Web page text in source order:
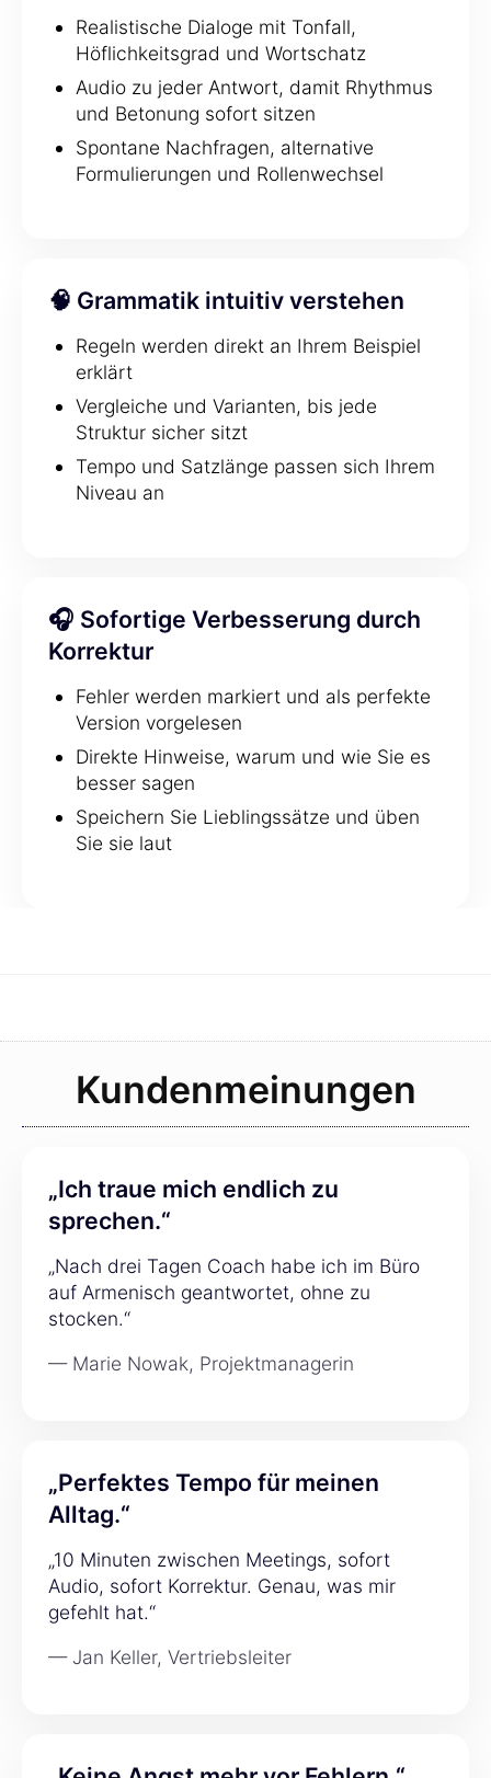
Realistische Dialoge mit Tonfall,
Höflichkeitsgrad und Wortschatz
Audio zu jeder Antwort, damit Rhythmus
und Betonung sofort sitzen
Spontane Nachfragen, alternative
Formulierungen und Rollenwechsel
🧠 Grammatik intuitiv verstehen
Regeln werden direkt an Ihrem Beispiel
erklärt
Vergleiche und Varianten, bis jede
Struktur sicher sitzt
Tempo und Satzlänge passen sich Ihrem
Niveau an
🎧 Sofortige Verbesserung durch
Korrektur
Fehler werden markiert und als perfekte
Version vorgelesen
Direkte Hinweise, warum und wie Sie es
besser sagen
Speichern Sie Lieblingssätze und üben
Sie sie laut
Kundenmeinungen
„Ich traue mich endlich zu
sprechen.“
„Nach drei Tagen Coach habe ich im Büro
auf Armenisch geantwortet, ohne zu
stocken.“
— Marie Nowak, Projektmanagerin
„Perfektes Tempo für meinen
Alltag.“
„10 Minuten zwischen Meetings, sofort
Audio, sofort Korrektur. Genau, was mir
gefehlt hat.“
— Jan Keller, Vertriebsleiter